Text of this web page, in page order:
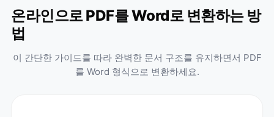
온라인으로 PDF를 Word로 변환하는 방
법
이 간단한 가이드를 따라 완벽한 문서 구조를 유지하면서 PDF
를 Word 형식으로 변환하세요.